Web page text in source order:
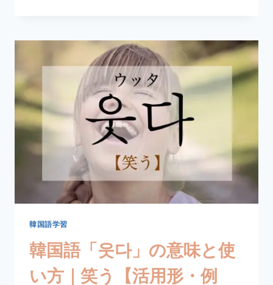
거
다」
の
意
と
い
方
｜
煩
わ
倒
く
さ
韓国語学習
韓国語「웃다」の意味と使
い方｜笑う【活用形・例